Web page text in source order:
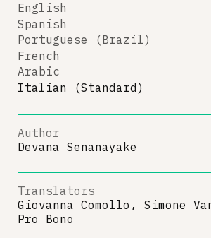
English
Spanish
Portuguese (Brazil)
French
Arabic
Italian (Standard)
Author
Devana Senanayake
Translators
Giovanna Comollo, Simone
Pro Bono